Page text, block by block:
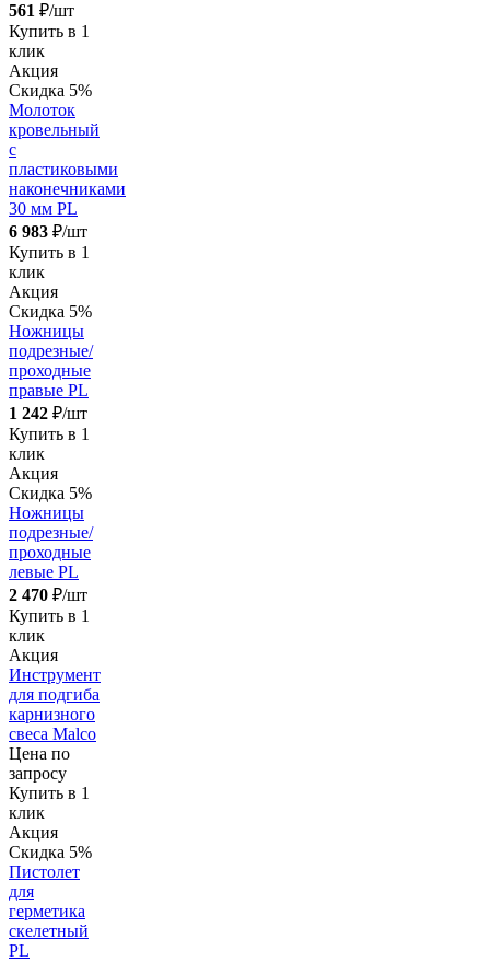
561 ₽/шт
Купить в 1
клик
Акция
Скидка 5%
Молоток
кровельный
с
пластиковыми
наконечниками
30 мм PL
6 983 ₽/шт
Купить в 1
клик
Акция
Скидка 5%
Ножницы
подрезные/
проходные
правые PL
1 242 ₽/шт
Купить в 1
клик
Акция
Скидка 5%
Ножницы
подрезные/
проходные
левые PL
2 470 ₽/шт
Купить в 1
клик
Акция
Инструмент
для подгиба
карнизного
свеса Malco
Цена по
запросу
Купить в 1
клик
Акция
Скидка 5%
Пистолет
для
герметика
скелетный
PL